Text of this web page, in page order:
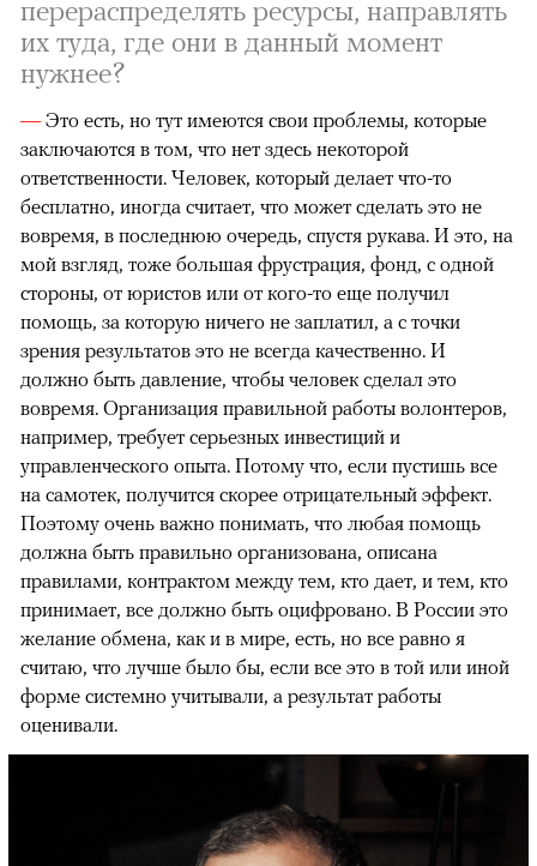
перераспределять ресурсы, направлять
их туда, где они в данный момент
нужнее?
— Это есть, но тут имеются свои проблемы, которые
заключаются в том, что нет здесь некоторой
ответственности. Человек, который делает что-то
бесплатно, иногда считает, что может сделать это не
вовремя, в последнюю очередь, спустя рукава. И это, на
мой взгляд, тоже большая фрустрация, фонд, с одной
стороны, от юристов или от кого-то еще получил
помощь, за которую ничего не заплатил, а с точки
зрения результатов это не всегда качественно. И
должно быть давление, чтобы человек сделал это
вовремя. Организация правильной работы волонтеров,
например, требует серьезных инвестиций и
управленческого опыта. Потому что, если пустишь все
на самотек, получится скорее отрицательный эффект.
Поэтому очень важно понимать, что любая помощь
должна быть правильно организована, описана
правилами, контрактом между тем, кто дает, и тем, кто
принимает, все должно быть оцифровано. В России это
желание обмена, как и в мире, есть, но все равно я
считаю, что лучше было бы, если все это в той или иной
форме системно учитывали, а результат работы
оценивали.